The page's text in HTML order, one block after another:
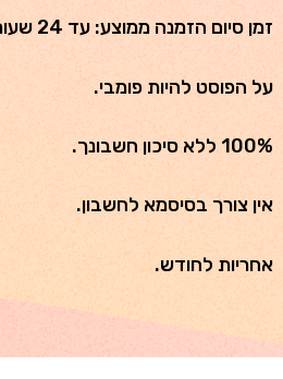
זמן סיום הזמנה ממוצע: עד 24 שעות.
על הפוסט להיות פומבי.
100% ללא סיכון חשבונך.
אין צורך בסיסמא לחשבון.
אחריות לחודש.